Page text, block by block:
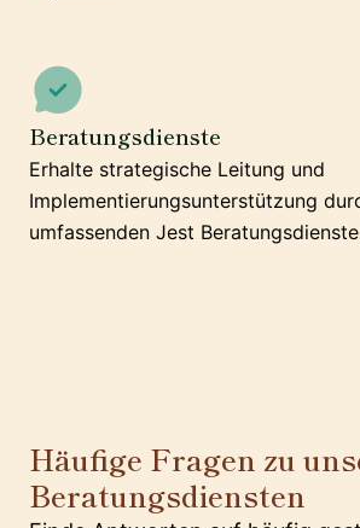
Beratungsdienste
Erhalte strategische Leitung und
Implementierungsunterstützung
umfassenden Jest
Häufige Fragen zu
Beratungsdiensten